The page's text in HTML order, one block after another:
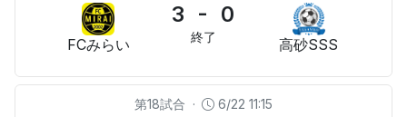
FCみらい
3 - 0
終了 高砂SSS
第18試合 · 6/22 11:15